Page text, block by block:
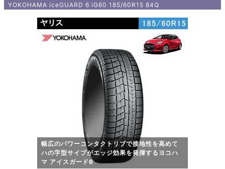
YOKOHAMA iceGUARD 6 iG60 185/60R15 84Q
幅広のパワーコンタクトリブで接地性を高めて
ハの字型サイプがエッジ効果を発揮するヨコハ
マ アイスガード6